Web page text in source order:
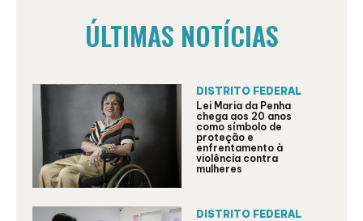
ÚLTIMAS NOTÍCIAS
DISTRITO FEDERAL
Lei Maria da Penha
chega aos 20 anos
como símbolo de
proteção e
enfrentamento à
violência contra
mulheres
DISTRITO FEDERAL